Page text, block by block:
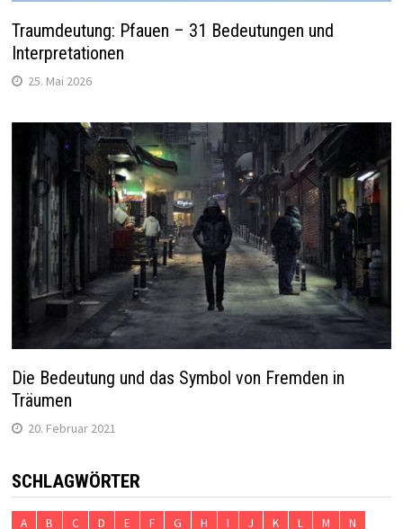
Traumdeutung: Pfauen – 31 Bedeutungen und
Interpretationen
25. Mai 2026
Die Bedeutung und das Symbol von Fremden in
Träumen
20. Februar 2021
SCHLAGWÖRTER
A B C D E F G H I J K L M
N